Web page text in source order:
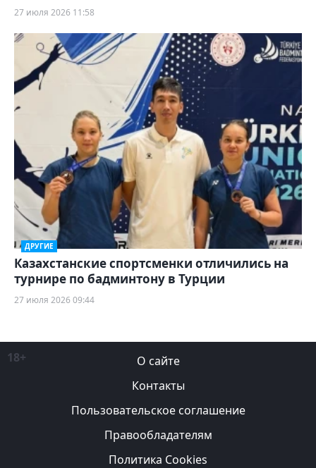
27 июля 2026 11:58
ДРУГИЕ
Казахстанские спортсменки отличились на
турнире по бадминтону в Турции
27 июля 2026 09:44
18+
О сайте
Контакты
Пользовательское соглашение
Правообладателям
Политика Cookies